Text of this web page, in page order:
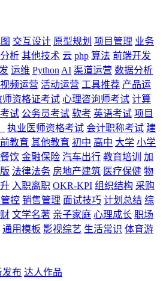
交互设计 原型规划 项目管理 业务
析 其他技术 云 php 算法 前端开发
运维 Python AI 渠道运营 数据分析
频运营 活动运营 工具推荐 产品运
师资格证考试 心理咨询师考试 计算
试 公务员考试 软考 英语考试 项目
执业医师资格考试 会计职称考试 建
教育 其他教育 初中 高中 大学 小学
饮 金融保险 汽车出行 教育培训
加
法律法务 房地产建筑 医疗保健 物
入职离职 OKR-KPI 组织结构 采购
控 销售管理 面试技巧 计划总结 综
文学名著 亲子家庭 心理成长 职场
通用模板 影视综艺 生活常识 体育游
发布 达人作品